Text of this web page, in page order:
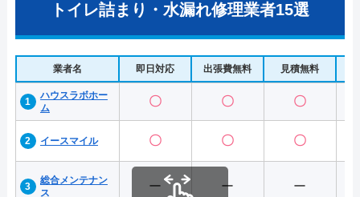
トイレ詰まり・水漏れ修理業者15選
業者名 即日対応 出張費無料 見積無料
ハウスラボホー
ム
〇 〇 〇
イースマイル 〇 〇 〇
総合メンテナン
ス
ー ー ー